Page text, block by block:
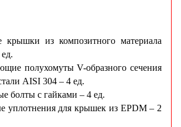
крышки из композитного материала
полухомуты V-образного сечения
AISI 304 – 4 ед.
болты с гайками – 4 ед.
уплотнения для крышек из EPDM – 2